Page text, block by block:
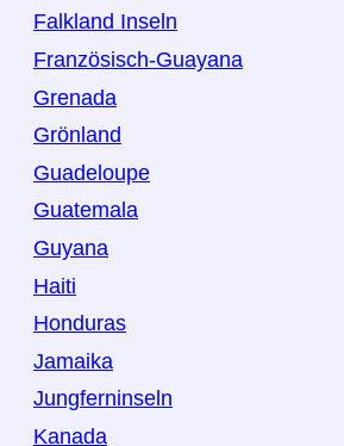
Falkland Inseln
Französisch-Guayana
Grenada
Grönland
Guadeloupe
Guatemala
Guyana
Haiti
Honduras
Jamaika
Jungferninseln
Kanada